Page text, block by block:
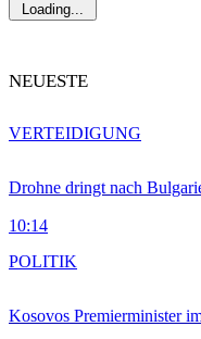
Loading...
NEUESTE
Drohne dringt nach
10:14
VERTEIDIGUNG
Kosovos Premierminister
POLITIK